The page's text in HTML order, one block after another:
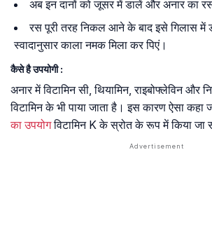
अब इन दानों को जूसर में डालें और अनार का
रस पूरी तरह निकल आने के बाद इसे गिलास
स्वादानुसार काला नमक मिला कर पिएं।
कैसे है उपयोगी :
अनार में विटामिन सी, थियामिन, राइबोफ्लेविन और
विटामिन के भी पाया जाता है। इस कारण ऐसा कहा
का उपयोगविटामिन K के स्रोत के रूप में किया जा